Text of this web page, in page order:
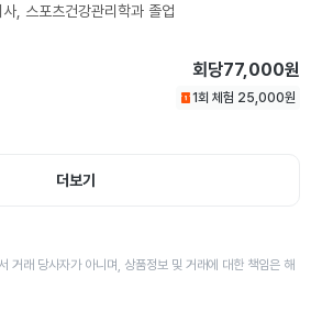
, 스포츠건강관리학과 졸업
회당77,000원
1회 체험 25,000원
더보기
거래 당사자가 아니며, 상품정보 및 거래에 대한 책임은 해